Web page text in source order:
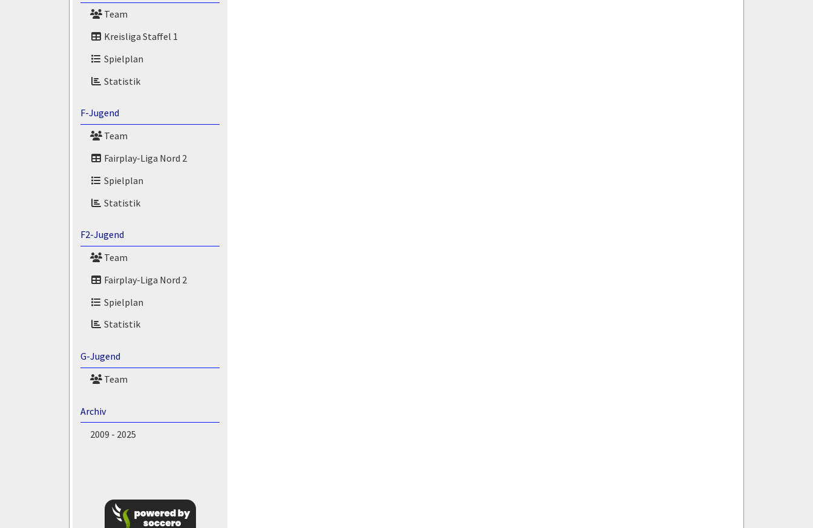
Team
Kreisliga Staffel 1
Spielplan
Statistik
F-Jugend
Team
Fairplay-Liga Nord 2
Spielplan
Statistik
F2-Jugend
Team
Fairplay-Liga Nord 2
Spielplan
Statistik
G-Jugend
Team
Archiv
2009 - 2025